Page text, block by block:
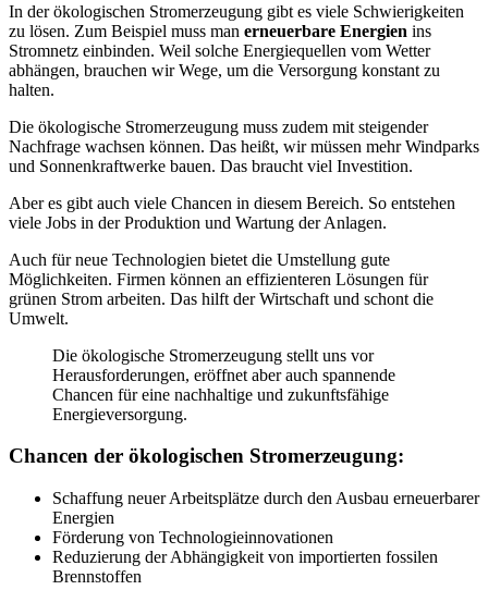
In der ökologischen Stromerzeugung gibt es viele Schwierigkeiten
zu lösen. Zum Beispiel muss man erneuerbare Energien ins
Stromnetz einbinden. Weil solche Energiequellen vom Wetter
abhängen, brauchen wir Wege, um die Versorgung konstant zu
halten.
Die ökologische Stromerzeugung muss zudem mit steigender
Nachfrage wachsen können. Das heißt, wir müssen mehr Windparks
und Sonnenkraftwerke bauen. Das braucht viel Investition.
Aber es gibt auch viele Chancen in diesem Bereich. So entstehen
viele Jobs in der Produktion und Wartung der Anlagen.
Auch für neue Technologien bietet die Umstellung gute
Möglichkeiten. Firmen können an effizienteren Lösungen für
grünen Strom arbeiten. Das hilft der Wirtschaft und schont die
Umwelt.
Die ökologische Stromerzeugung stellt uns vor
Herausforderungen, eröffnet aber auch spannende
Chancen für eine nachhaltige und zukunftsfähige
Energieversorgung.
Chancen der ökologischen Stromerzeugung:
Schaffung neuer Arbeitsplätze durch den Ausbau erneuerbarer
Energien
Förderung von Technologieinnovationen
Reduzierung der Abhängigkeit von importierten fossilen
Brennstoffen